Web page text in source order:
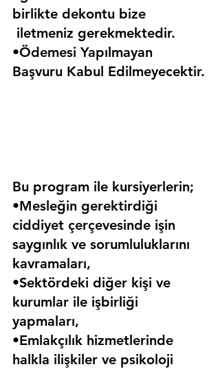
birlikte dekontu bize
iletmeniz gerekmektedir.
•Ödemesi Yapılmayan
Başvuru Kabul Edilmeyecektir.
Bu program ile kursiyerlerin;
•Mesleğin gerektirdiği
ciddiyet çerçevesinde işin
saygınlık ve sorumluluklarını
kavramaları,
•Sektördeki diğer kişi ve
kurumlar ile işbirliği
yapmaları,
•Emlakçılık hizmetlerinde
halkla ilişkiler ve psikoloji